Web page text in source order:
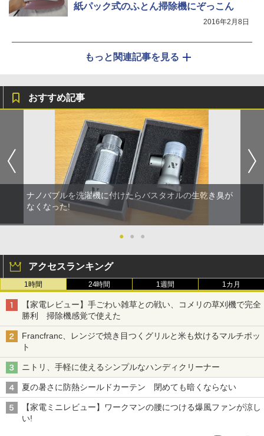
紙パック式のふとん掃除機にぞっこん
2016年2月8日
もっと関連記事を見る
おすすめ記事
ナノバブルを洗濯機に付けたらバスタオルの生乾き臭が
なくなった!
● ● ●
アクセスランキング
1時間 24時間 1週間 1カ月
【家電レビュー】手ごわい雑草との戦い、コメリの草刈機で完全
勝利 掃除機感覚で使えた
Francfranc、レンジで焼き目つくグリルと米も炊けるマルチポッ
ト
ニトリ、手軽に使えるシンプルなハンディクリーナー
夏の暑さに防熱シールドカーテン 閉めても暗くならない
【家電ミニレビュー】ワークマンの腰につける爆風ファンが涼し
い!